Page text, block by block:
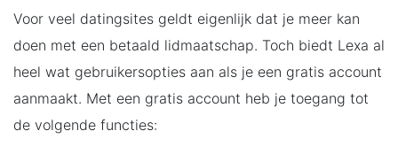
Voor veel datingsites geldt eigenlijk dat je meer kan
doen met een betaald lidmaatschap. Toch biedt Lexa al
heel wat gebruikersopties aan als je een gratis account
aanmaakt. Met een gratis account heb je toegang tot
de volgende functies: